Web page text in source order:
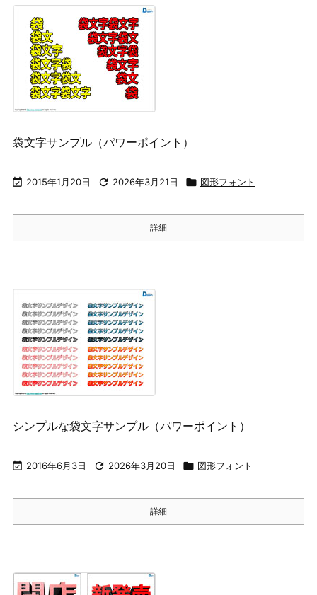
袋文字サンプル（パワーポイント）
 2015年1月20日  2026年3月21日  図形フォント
詳細
シンプルな袋文字サンプル（パワーポイント）
 2016年6月3日  2026年3月20日  図形フォント
詳細